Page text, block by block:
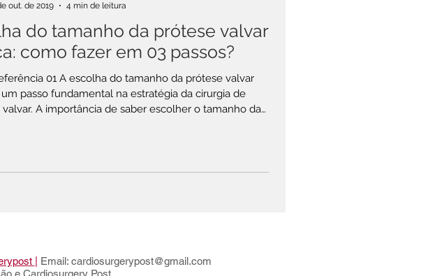
do tamanho da prótese valvar
como fazer em 03 passos?
do tamanho da prótese valvar
passo fundamental na estratégia da cirurgia de
escolher o tamanho da
03 passos básicos que temos que
out. de 2019
4 min de leitura
Email: cardiosurgerypost@gmail.com
e Cardiosurgery Post.